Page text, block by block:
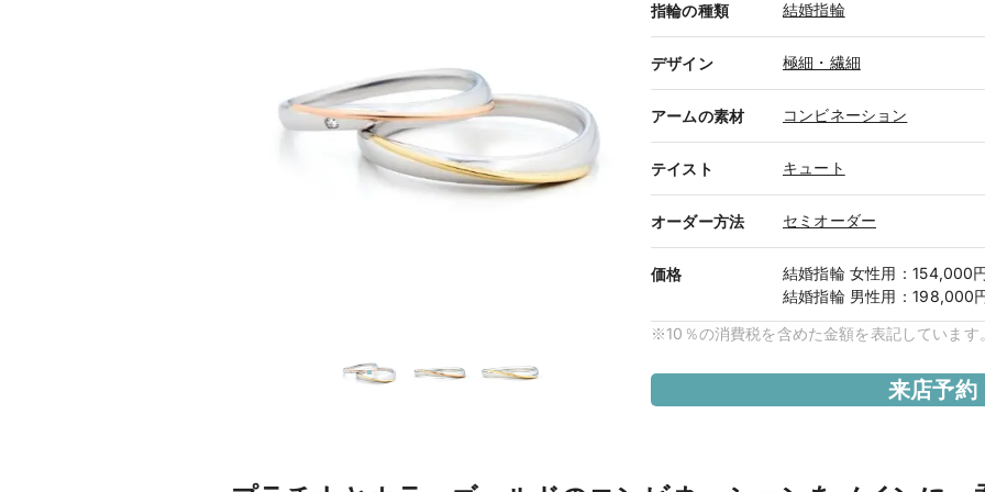
指輪の種類 結婚指輪
デザイン 極細・繊細
アームの素材 コンビネーション
テイスト キュート
オーダー方法 セミオーダー
価格 結婚指輪 女性用 ：154,000
結婚指輪 男性用 ：198,000
※10％の消費税を含めた金額を表記しています。
来店予約